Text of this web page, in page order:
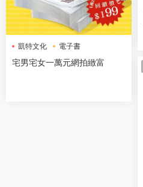
凱特文化 電子書
宅男宅女一萬元網拍緻富